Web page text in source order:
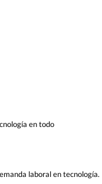
en todo
laboral en tecnología.